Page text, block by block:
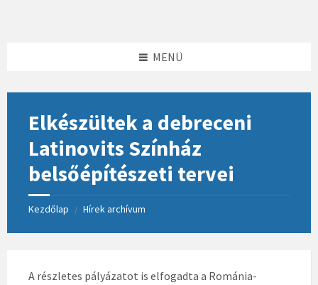
MENÜ
Elkészültek a debreceni
Latinovits Színház
belsőépítészeti tervei
Kezdőlap / Hírek archívum
A részletes pályázatot is elfogadta a Románia-